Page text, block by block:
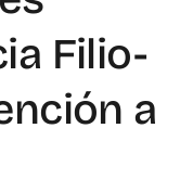
Filio-
a